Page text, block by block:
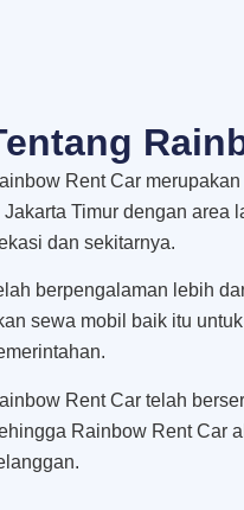
Rent Car
Jakarta Timur dengan area
dan sekitarnya.
berpengalaman lebih
sewa mobil baik itu
Rent Car telah
Rainbow Rent Car